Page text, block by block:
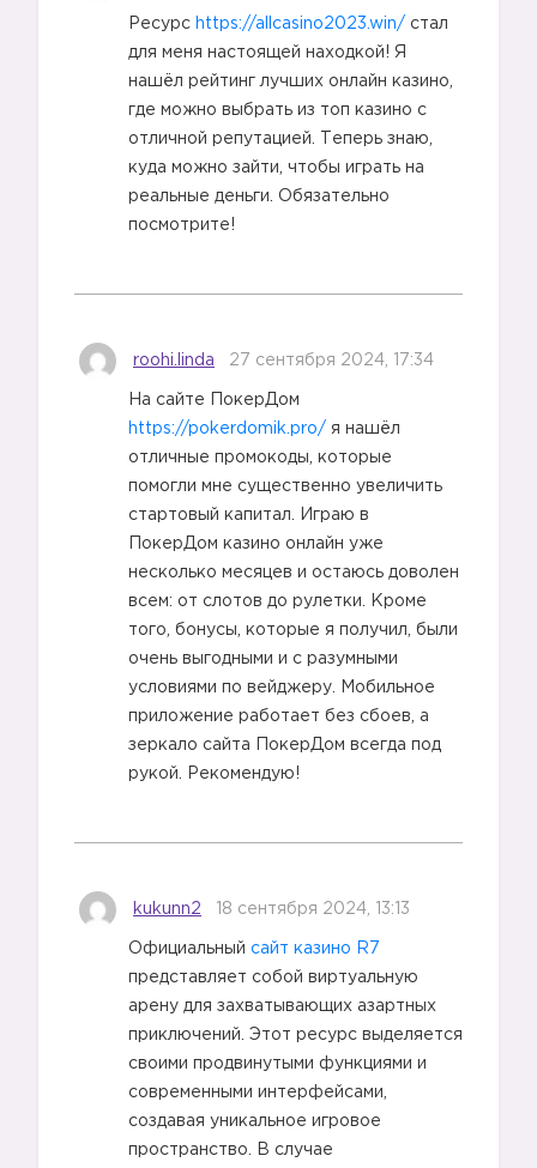
Ресурс https://allcasino2023.win/ стал
для меня настоящей находкой! Я
нашёл рейтинг лучших онлайн казино,
где можно выбрать из топ казино с
отличной репутацией. Теперь знаю,
куда можно зайти, чтобы играть на
реальные деньги. Обязательно
посмотрите!
roohi.linda 27 сентября 2024, 17:34
На сайте ПокерДом
https://pokerdomik.pro/ я нашёл
отличные промокоды, которые
помогли мне существенно увеличить
стартовый капитал. Играю в
ПокерДом казино онлайн уже
несколько месяцев и остаюсь доволен
всем: от слотов до рулетки. Кроме
того, бонусы, которые я получил, были
очень выгодными и с разумными
условиями по вейджеру. Мобильное
приложение работает без сбоев, а
зеркало сайта ПокерДом всегда под
рукой. Рекомендую!
kukunn2 18 сентября 2024, 13:13
Официальный сайт казино R7
представляет собой виртуальную
арену для захватывающих азартных
приключений. Этот ресурс выделяется
своими продвинутыми функциями и
современными интерфейсами,
создавая уникальное игровое
пространство. В случае